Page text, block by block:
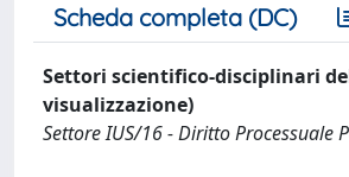
Scheda completa (DC)
Settori scientifico-disciplinari
visualizzazione)
Settore IUS/16 - Diritto Processuale